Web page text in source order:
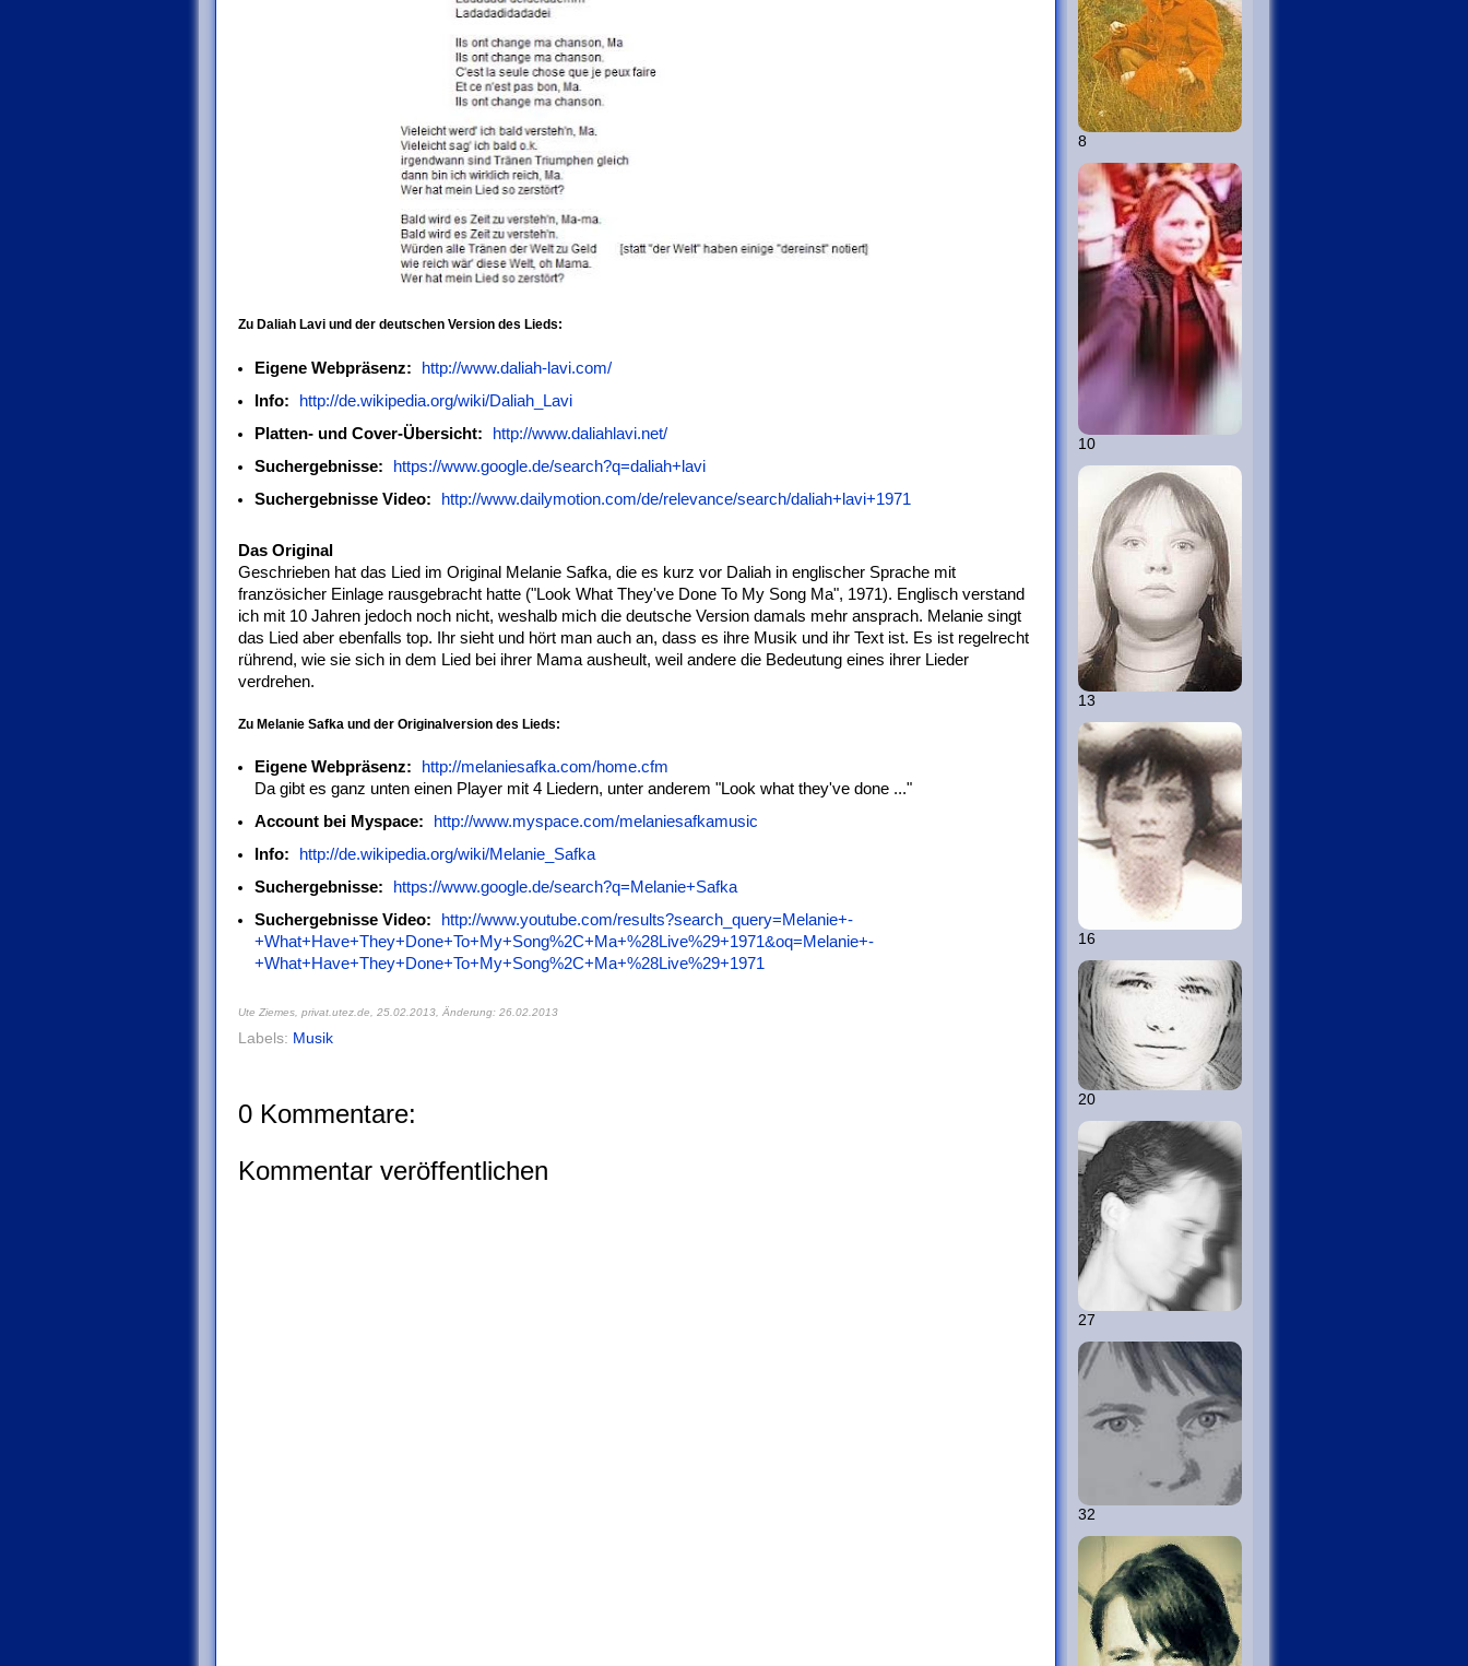
Zu Daliah Lavi und der deutschen Version des Lieds:
Eigene Webpräsenz:
http://www.daliah-lavi.com/
Info:
http://de.wikipedia.org/wiki/Daliah_Lavi
Platten- und Cover-Übersicht:
http://www.daliahlavi.net/
Suchergebnisse:
https://www.google.de/search?q=daliah+lavi
Suchergebnisse Video:
http://www.dailymotion.com/de/relevance/search/daliah+lavi+1971
Das Original
Geschrieben hat das Lied im Original Melanie Safka, die es kurz vor Daliah in englischer Sprache mit
französicher Einlage rausgebracht hatte ("Look What They've Done To My Song Ma", 1971). Englisch verstand
ich mit 10 Jahren jedoch noch nicht, weshalb mich die deutsche Version damals mehr ansprach. Melanie singt
das Lied aber ebenfalls top. Ihr sieht und hört man auch an, dass es ihre Musik und ihr Text ist. Es ist regelrecht
rührend, wie sie sich in dem Lied bei ihrer Mama ausheult, weil andere die Bedeutung eines ihrer Lieder
verdrehen.
Zu Melanie Safka und der Originalversion des Lieds:
Eigene Webpräsenz:
http://melaniesafka.com/home.cfm
Da gibt es ganz unten einen Player mit 4 Liedern, unter anderem "Look what they've done ..."
Account bei Myspace:
http://www.myspace.com/melaniesafkamusic
Info:
http://de.wikipedia.org/wiki/Melanie_Safka
Suchergebnisse:
https://www.google.de/search?q=Melanie+Safka
Suchergebnisse Video:
http://www.youtube.com/results?search_query=Melanie+-
+What+Have+They+Done+To+My+Song%2C+Ma+%28Live%29+1971&oq=Melanie+-
+What+Have+They+Done+To+My+Song%2C+Ma+%28Live%29+1971
Ute Ziemes, privat.utez.de, 25.02.2013, Änderung: 26.02.2013
Labels: Musik
0 Kommentare:
Kommentar veröffentlichen
8
10
13
16
20
27
32